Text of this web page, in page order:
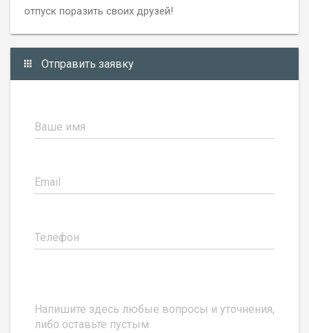
отпуск поразить своих друзей!
Отправить заявку